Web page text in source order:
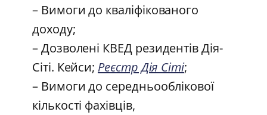
– Вимоги до кваліфікованого
доходу;
– Дозволені КВЕД резидентів Дія-
Сіті. Кейси; Реєстр Дія Сіті;
– Вимоги до середньооблікової
кількості фахівців,